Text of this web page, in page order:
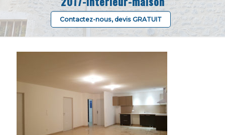
Contactez-nous, devis GRATUIT